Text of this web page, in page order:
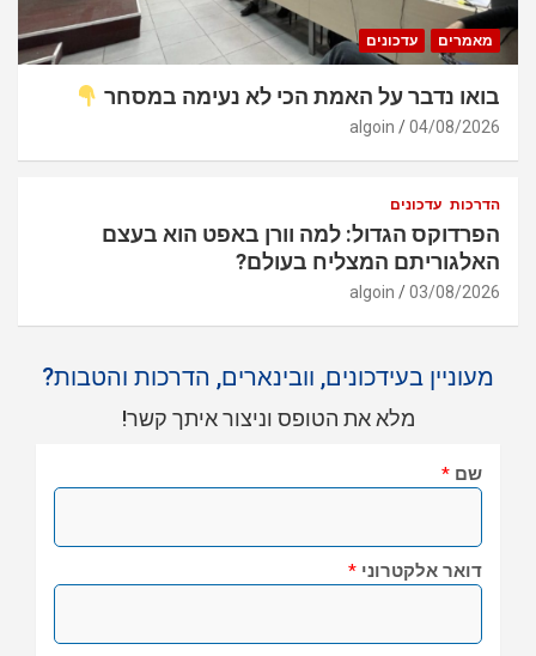
מאמרים עדכונים
בואו נדבר על האמת הכי לא נעימה במסחר
04/08/2026
algoin
הדרכות עדכונים
הפרדוקס הגדול: למה וורן באפט הוא בעצם
האלגוריתם המצליח בעולם?
03/08/2026
algoin
מעוניין בעידכונים, וובינארים, הדרכות והטבות?
מלא את הטופס וניצור איתך קשר!
שם *
דואר אלקטרוני *